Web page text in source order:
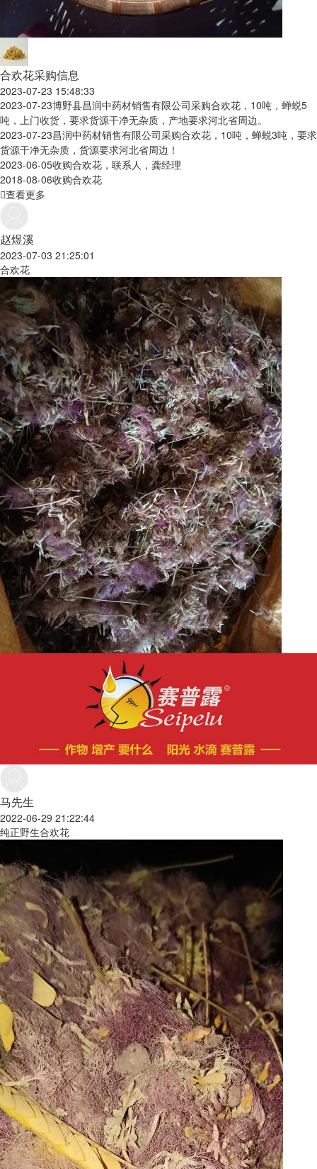
合欢花采购信息
2023-07-23 15:48:33
2023-07-23博野县昌润中药材销售有限公司采购合欢花，10吨，蝉蜕5
吨，上门收货，要求货源干净无杂质，产地要求河北省周边。
2023-07-23昌润中药材销售有限公司采购合欢花，10吨，蝉蜕3吨，要求
货源干净无杂质，货源要求河北省周边！
2023-06-05收购合欢花，联系人，龚经理
2018-08-06收购合欢花
查看更多
赵煜溪
2023-07-03 21:25:01
合欢花
马先生
2022-06-29 21:22:44
纯正野生合欢花